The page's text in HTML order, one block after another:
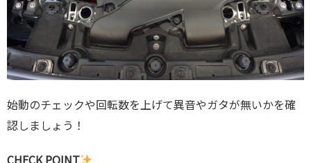
始動のチェックや回転数を上げて異音やガタが無いかを確
認しましょう！
CHECK POINT